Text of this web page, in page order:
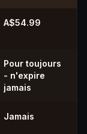
A$54.99
Pour toujours
- n'expire
jamais
Jamais